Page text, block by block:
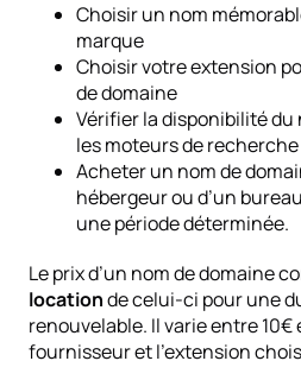
Choisir un nom
marque
Choisir votre extension
de domaine
Vérifier la disponibilité du
les moteurs de
Acheter un nom de
hébergeur ou d’un
une période déterminée.
Le prix d’un nom de domaine
locationde celui-ci pour une
renouvelable. Il varie entre 10€
fournisseur et l’extension